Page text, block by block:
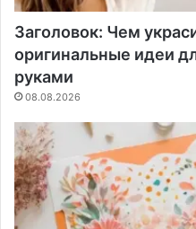
Заголовок: Чем
оригинальные идеи
руками
08.08.2026